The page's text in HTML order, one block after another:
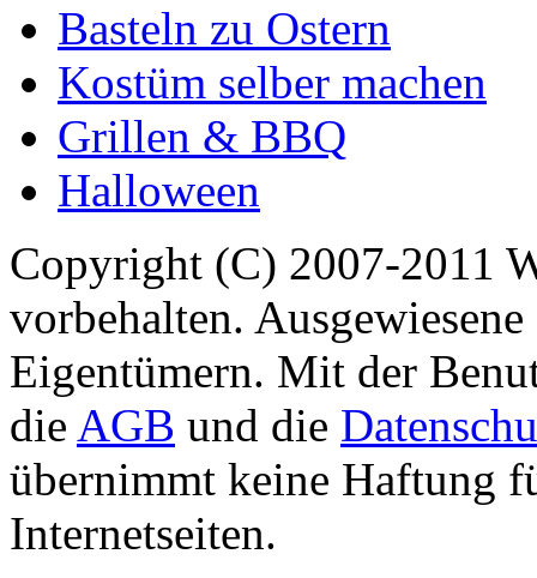
Basteln zu Ostern
Kostüm selber machen
Grillen & BBQ
Halloween
Copyright (C) 2007-2011
vorbehalten.
Eigentümern. Mit der
die AGB und die
übernimmt keine Haftung
Internetseiten.